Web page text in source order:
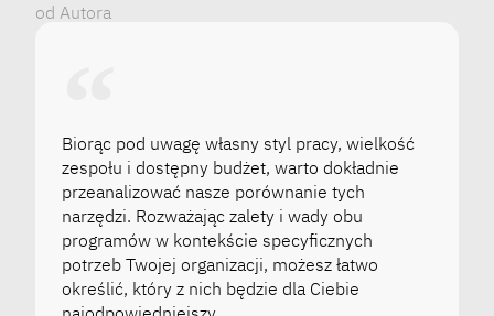
od Autora
Biorąc pod uwagę własny styl pracy, wielkość
zespołu i dostępny budżet, warto dokładnie
przeanalizować nasze porównanie tych
narzędzi. Rozważając zalety i wady obu
programów w kontekście specyficznych
potrzeb Twojej organizacji, możesz łatwo
określić, który z nich będzie dla Ciebie